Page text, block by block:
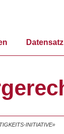
Datensatz
INITIATIVE»